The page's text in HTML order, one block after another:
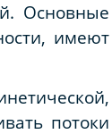
Основные
имеют
потоки